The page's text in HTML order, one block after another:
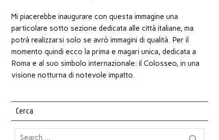
Mi piacerebbe inaugurare con questa immagine una
particolare sotto sezione dedicata alle città italiane, ma
potrà realizzarsi solo se avrò immagini di qualità. Per il
momento quindi ecco la prima e magari unica, dedicata a
Roma e al suo simbolo internazionale: il Colosseo, in una
visione notturna di notevole impatto.
Cerca